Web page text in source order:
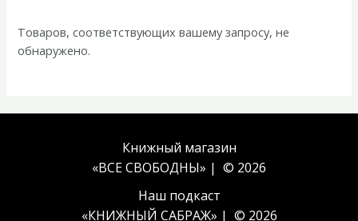
Товаров, соответствующих вашему запросу, не
обнаружено.
Книжный магазин
«ВСЕ СВОБОДНЫ» | © 2026
Наш подкаст
«КНИЖНЫЙ САБРАЖ» | © 2026